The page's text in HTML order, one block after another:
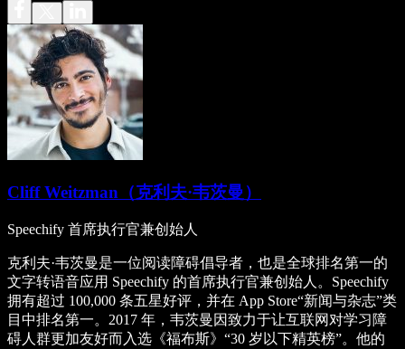
Cliff Weitzman（克利夫·韦茨曼）
Speechify 首席执行官兼创始人
克利夫·韦茨曼是一位阅读障碍倡导者，也是全球排名第一的
文字转语音应用 Speechify 的首席执行官兼创始人。Speechify
拥有超过 100,000 条五星好评，并在 App Store“新闻与杂志”类
目中排名第一。2017 年，韦茨曼因致力于让互联网对学习障
碍人群更加友好而入选《福布斯》“30 岁以下精英榜”。他的